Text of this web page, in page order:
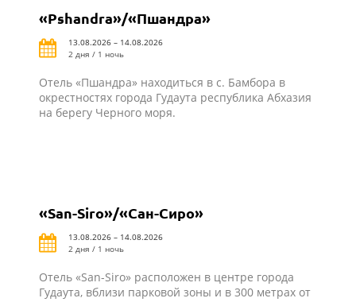
«Pshandra»/«Пшандра»
13.08.2026 – 14.08.2026
2 дня / 1 ночь
Отель «Пшандра» находиться в с. Бамбора в
окрестностях города Гудаута республика Абхазия
на берегу Черного моря.
«San-Siro»/«Сан-Сиро»
13.08.2026 – 14.08.2026
2 дня / 1 ночь
Отель «San-Siro» расположен в центре города
Гудаута, вблизи парковой зоны и в 300 метрах от